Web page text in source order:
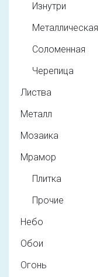
Изнутри
Металлическая
Соломенная
Черепица
Листва
Металл
Мозаика
Мрамор
Плитка
Прочие
Небо
Обои
Огонь